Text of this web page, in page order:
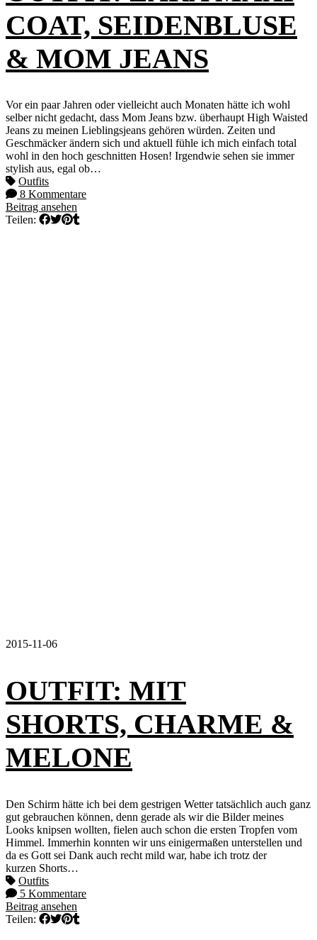
COAT, SEIDENBLUSE
& MOM JEANS
Vor ein paar Jahren oder vielleicht auch Monaten hätte ich wohl
selber nicht gedacht, dass Mom Jeans bzw. überhaupt High Waisted
Jeans zu meinen Lieblingsjeans gehören würden. Zeiten und
Geschmäcker ändern sich und aktuell fühle ich mich einfach total
wohl in den hoch geschnitten Hosen! Irgendwie sehen sie immer
stylish aus, egal ob…
Outfits
8 Kommentare
Beitrag ansehen
Teilen:
2015-11-06
OUTFIT: MIT
SHORTS, CHARME &
MELONE
Den Schirm hätte ich bei dem gestrigen Wetter tatsächlich auch ganz
gut gebrauchen können, denn gerade als wir die Bilder meines
Looks knipsen wollten, fielen auch schon die ersten Tropfen vom
Himmel. Immerhin konnten wir uns einigermaßen unterstellen und
da es Gott sei Dank auch recht mild war, habe ich trotz der
kurzen Shorts…
Outfits
5 Kommentare
Beitrag ansehen
Teilen: